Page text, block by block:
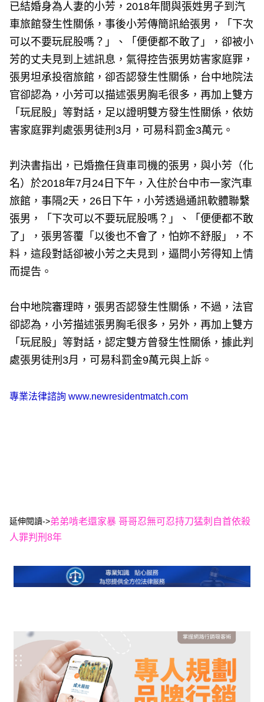
已結婚身為人妻的小芳，2018年間與張姓男子到汽
車旅館發生性關係，事後小芳傳簡訊給張男，「下次
可以不要玩屁股嗎？」、「便便都不敢了」，卻被小
芳的丈夫見到上述訊息，氣得控告張男妨害家庭罪，
張男坦承投宿旅館，卻否認發生性關係，台中地院法
官卻認為，小芳可以描述張男胸毛很多，再加上雙方
「玩屁股」等對話，足以證明雙方發生性關係，依妨
害家庭罪判處張男徒刑3月，可易科罰金3萬元。
判決書指出，已婚擔任貨車司機的張男，與小芳（化
名）於2018年7月24日下午，入住於台中市一家汽車
旅館，事隔2天，26日下午，小芳透過通訊軟體聯繫
張男，「下次可以不要玩屁股嗎？」、「便便都不敢
了」，張男答覆「以後也不會了，怕妳不舒服」，不
料，這段對話卻被小芳之夫見到，逼問小芳得知上情
而提告。
台中地院審理時，張男否認發生性關係，不過，法官
卻認為，小芳描述張男胸毛很多，另外，再加上雙方
「玩屁股」等對話，認定雙方曾發生性關係，據此判
處張男徒刑3月，可易科罰金9萬元與上訴。
專業法律諮詢www.newresidentmatch.com
延伸閱讀->弟弟啃老還家暴 哥哥忍無可忍持刀猛刺自首依殺
人罪判刑8年